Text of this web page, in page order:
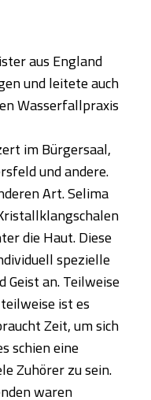
aus England
und leitete auch
Wasserfallpraxis
im Bürgersaal,
und andere.
Art. Selima
die Haut. Diese
spezielle
an. Teilweise
ist es
Zeit, um sich
schien eine
Zuhörer zu sein.
waren